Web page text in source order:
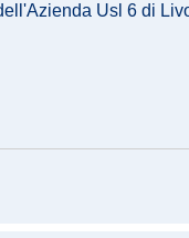
Usl 6 di